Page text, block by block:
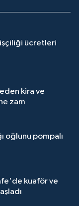
işçiliği ücretleri
kira ve
zam
oğlunu pompalı
kuaför ve